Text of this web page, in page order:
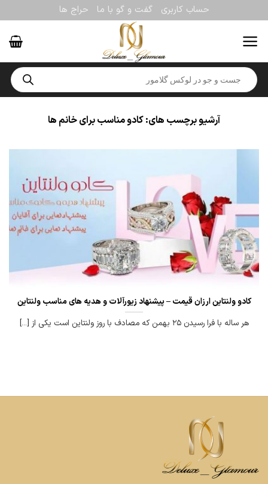
to
content
حساب کاربری گفت و گو با ما حراج ها
Products
search
آرشیو برچسب های:کادو مناسب برای خانم ها
کادو ولنتاین ارزان قیمت – پیشنهاد زیورآلات و هدیه های مناسب ولنتاین
هر ساله با فرا رسیدن ۲۵ بهمن که مصادف با روز ولنتاین است یکی از [...]